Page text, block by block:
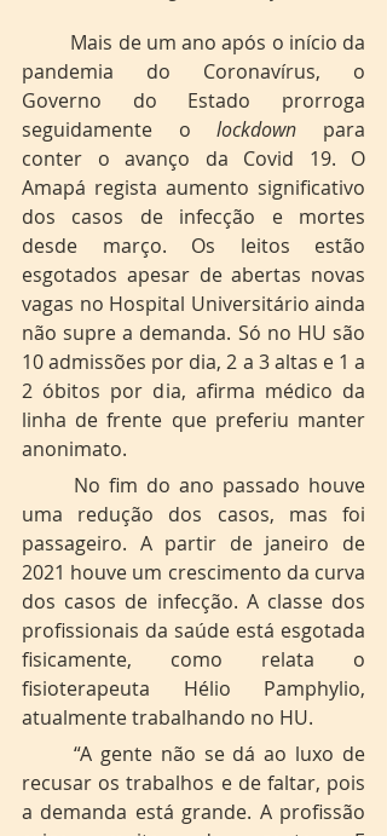
pandemia do Coronavírus, o
Governo do Estado prorroga
seguidamente o lockdown para
conter o avanço da Covid 19. O
Amapá regista aumento significativo
dos casos de infecção e mortes
desde março. Os leitos estão
esgotados apesar de abertas novas
vagas no Hospital Universitário ainda
não supre a demanda. Só no HU são
10 admissões por dia, 2 a 3 altas e 1 a
2 óbitos por dia, afirma médico da
linha de frente que preferiu manter
anonimato.
uma redução dos casos, mas foi
passageiro. A partir de janeiro de
2021 houve um crescimento da curva
dos casos de infecção. A classe dos
profissionais da saúde está esgotada
fisicamente, como relata o
fisioterapeuta Hélio Pamphylio,
atualmente trabalhando no HU.
recusar os trabalhos e de faltar, pois
a demanda está grande. A profissão